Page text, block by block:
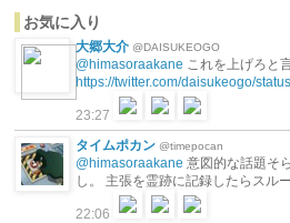
お気に入り
大郷大介 @DAISUKEOGO
@himasoraakane これを上げろと
https://twitter.com/daisukeogo/
23:27
タイムポカン @timepocan
@himasoraakane 意図的な話題そ
し。 主張を霊跡に記録したらスル
22:06